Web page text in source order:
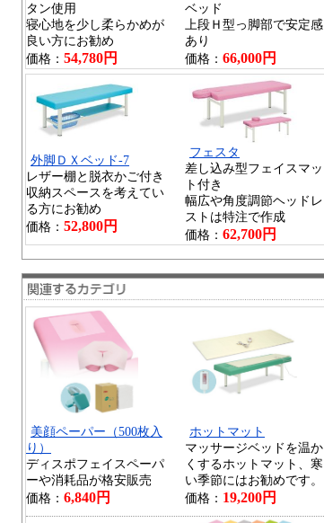
タン使用
寝心地を少し柔らかめが
良い方にお勧め
価格： 54,780円
ベッド
上段Ｈ型っ脚部で安定感
あり
価格： 66,000円
外脚ＤＸベッド-7
レザー棚と脱衣かご付き
収納スペースを考えてい
る方にお勧め
価格： 52,800円
フェスタ
差し込み型フェイスマッ
ト付き
幅広や角度調節ヘッドレ
ストは特注で作成
価格： 62,700円
美顔ペーパー（500枚入
り）
ディスポフェイスペーパ
ーや消耗品が格安販売
価格： 6,840円
ホットマット
マッサージベッドを温か
くするホットマット、寒
い季節にはお勧めです。
価格： 19,200円